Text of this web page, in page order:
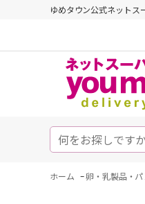
ゆめタウン公式ネットス
ホーム -卵・乳製品・パ